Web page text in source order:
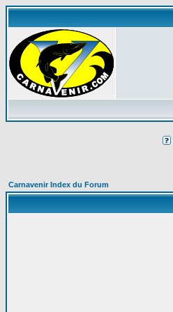
Carnavenir Index du Forum